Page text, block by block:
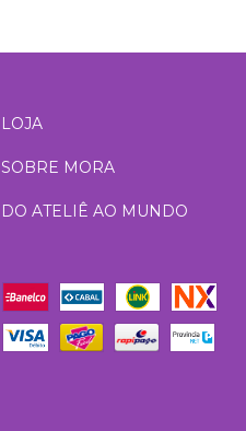
LOJA
SOBRE MORA
DO ATELIÊ AO MUNDO